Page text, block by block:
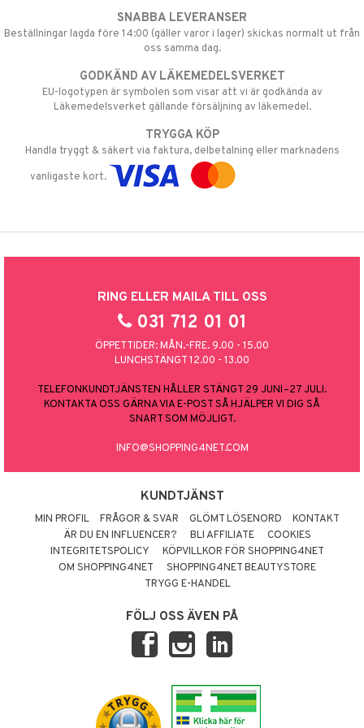
SNABBA LEVERANSER
Beställningar lagda före 14:00 (gäller varor i lager) skickas normalt ut från
oss samma dag.
GODKÄND AV LÄKEMEDELSVERKET
EU-logotypen är symbolen som visar att vi är godkända av
Läkemedelsverket gällande försäljning av läkemedel.
TRYGGA KÖP
Handla tryggt & säkert via faktura, delbetalning eller marknadens
vanligaste kort.
RING ELLER MAILA TILL OSS
031 712 01 01
ÖPPETTIDER: MÅN.-FRE. 9.00 - 15.00
LUNCHSTÄNGT 12.00 - 13.00
TELEFONKUNDTJÄNSTEN HÅLLER STÄNGT 29 JUNI–27 JULI.
KONTAKTA OSS GÄRNA VIA E-POST SÅ HJÄLPER VI DIG SÅ
SNART SOM MÖJLIGT.
INFO@SHOPPING4NET.COM
KUNDTJÄNST
MIN PROFIL FRÅGOR & SVAR GLÖMT LÖSENORD
KONTAKT
ÄR DU EN INFLUENCER?
BLI AFFILIATE
COOKIES
INTEGRITETSPOLICY
KÖPVILLKOR FÖR SHOPPING4NET
OM SHOPPING4NET
SHOPPING4NET BEAUTYSTORE
TRYGG E-HANDEL
FÖLJ OSS ÄVEN PÅ